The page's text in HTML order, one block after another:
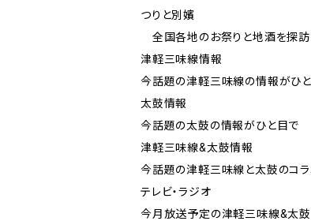
つりと別嬪
全国各地のお祭りと地酒を探訪
津軽三味線情報
今話題の津軽三味線の情報がひ
太鼓情報
今話題の太鼓の情報がひと目で
津軽三味線&太鼓情報
今話題の津軽三味線と太鼓のコ
テレビ・ラジオ
今月放送予定の津軽三味線&太